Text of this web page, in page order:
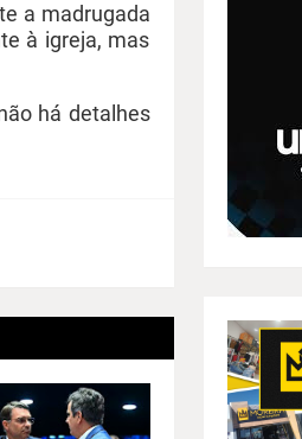
a madrugada
à igreja, mas
há detalhes